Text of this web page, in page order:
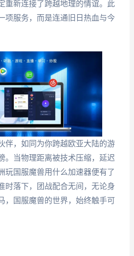
重新连接了跨越地理的情谊。此
项服务，而是连通旧日热血与今
伴，如同为你跨越欧亚大陆的游
。当物理距离被技术压缩，延迟
玩国服魔兽用什么加速器便有了
时落下，团战配合无间，无论身
，国服魔兽的世界，始终触手可